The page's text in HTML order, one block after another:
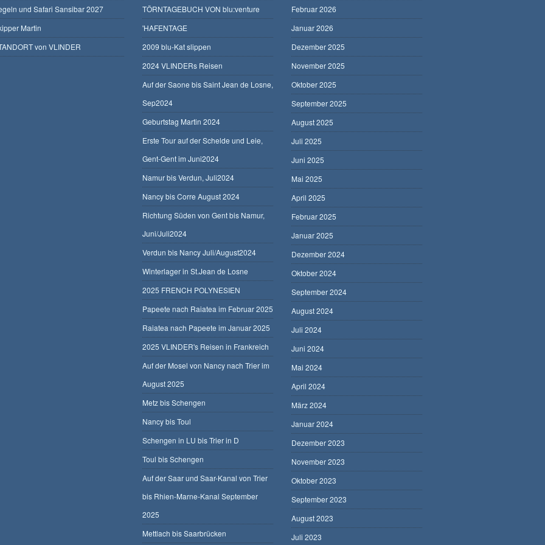
und Safari Sansibar 2027
Martin
von VLINDER
TÖRNTAGEBUCH VON blu:venture
'HAFENTAGE
2009 blu-Kat slippen
2024 VLINDERs Reisen
Auf der Saone bis Saint Jean de Losne,
Sep2024
Geburtstag Martin 2024
Erste Tour auf der Schelde und Leie,
Gent-Gent im Juni2024
Namur bis Verdun, Juli2024
Nancy bis Corre August 2024
Richtung Süden von Gent bis Namur,
Juni/Juli2024
Verdun bis Nancy Juli/August2024
Winterlager in St.Jean de Losne
2025 FRENCH POLYNESIEN
Papeete nach Raiatea im Februar 2025
Raiatea nach Papeete im Januar 2025
2025 VLINDER's Reisen in Frankreich
Auf der Mosel von Nancy nach Trier im
August 2025
Metz bis Schengen
Nancy bis Toul
Schengen in LU bis Trier in D
Toul bis Schengen
Auf der Saar und Saar-Kanal von Trier
bis Rhien-Marne-Kanal September
2025
Mettlach bis Saarbrücken
Februar 2026
Januar 2026
Dezember 2025
November 2025
Oktober 2025
September 2025
August 2025
Juli 2025
Juni 2025
Mai 2025
April 2025
Februar 2025
Januar 2025
Dezember 2024
Oktober 2024
September 2024
August 2024
Juli 2024
Juni 2024
Mai 2024
April 2024
März 2024
Januar 2024
Dezember 2023
November 2023
Oktober 2023
September 2023
August 2023
Juli 2023